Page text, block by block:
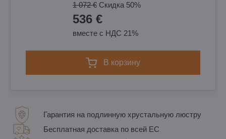
1 072 € Скидка 50%
536 €
вместе с НДС 21%
в корзину
Гарантия на подлинную хрустальную люстру
Бесплатная доставка по всей ЕС